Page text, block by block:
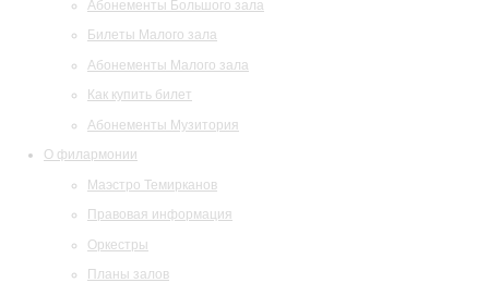
Абонементы Большого зала
Билеты Малого зала
Абонементы Малого зала
Как купить билет
Абонементы Музитория
О филармонии
Маэстро Темирканов
Правовая информация
Оркестры
Планы залов